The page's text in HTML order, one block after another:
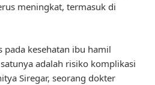
meningkat, termasuk di
pada kesehatan ibu hamil
adalah risiko komplikasi
Siregar, seorang dokter